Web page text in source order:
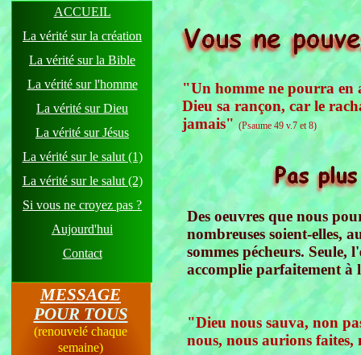
ACCUEIL
La vérité sur la création
La vérité sur la Bible
La vérité sur l'homme
La vérité sur Dieu
La vérité sur Jésus
La vérité sur le salut (1)
La vérité sur le salut (2)
Si vous ne croyez pas ?
Aujourd'hui
Contact
MESSAGE
POUR TOUS
(renouvelé chaque
semaine)
"Un homme ne pourra en
Dieu sa rançon, car le
jamais" (Psaume 49 v.7 et 8)
Des oeuvres que nous
nombreuses soient-elles,
sommes pécheurs.
accomplie parfaitement
"Dieu nous sauva, non
nous, nous aurions